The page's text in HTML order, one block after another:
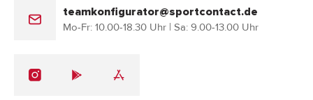
teamkonfigurator@sportcontact.de
Mo-Fr: 10.00-18.30 Uhr | Sa: 9.00-13.00 Uhr